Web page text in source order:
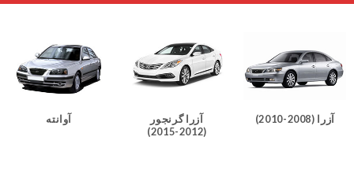
آزرا (2008-2010)
آزرا گرنجور
(2012-2015)
آوانته